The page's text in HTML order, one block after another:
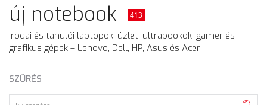
új notebook
413
Irodai és tanulói laptopok, üzleti ultrabookok, gamer és
grafikus gépek – Lenovo, Dell, HP, Asus és Acer
SZŰRÉS